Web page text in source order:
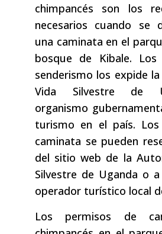
chimpancés son los
necesarios cuando se
una caminata en el
bosque de Kibale.
senderismo los expide
Vida Silvestre de
organismo
turismo en el país.
caminata se pueden
del sitio web de la
Silvestre de Uganda o
operador turístico local
Los permisos de